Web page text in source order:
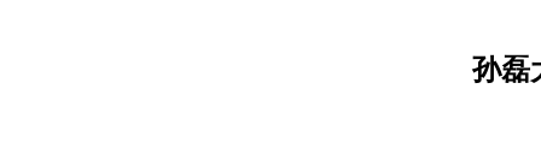
孙磊